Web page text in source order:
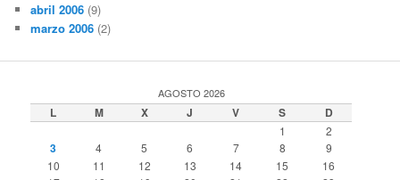
abril 2006 (9)
marzo 2006 (2)
AGOSTO 2026
L M X J V S D
1 2
3 4 5 6 7 8
9
10
11 12 13 14 15
16